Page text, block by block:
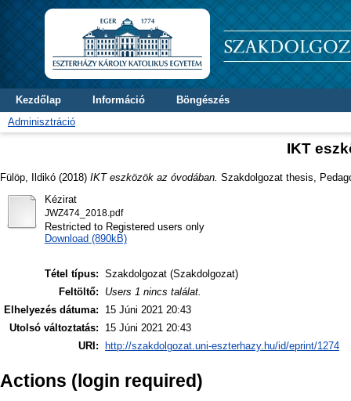
Kezdőlap Információ
Böngészés
Adminisztráció
IKT
Fülöp, Ildikó (2018) IKT eszközök az óvodában. Szakdolgozat thesis,
Kézirat
JWZ474_2018.pdf
Restricted to Registered users only
Download (890kB)
Tétel típus: Szakdolgozat (Szakdolgozat)
Feltöltő:
Users 1 nincs találat.
Elhelyezés dátuma:
15 Júni 2021 20:43
Utolsó változtatás:
15 Júni 2021 20:43
URI:
http://szakdolgozat.uni-eszterhazy.hu/id/eprint/1274
Actions (login required)